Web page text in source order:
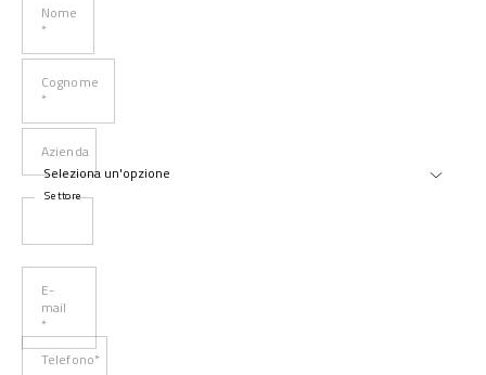
Nome
*
Cognome
*
Azienda
Settore
E-
mail
*
Telefono*